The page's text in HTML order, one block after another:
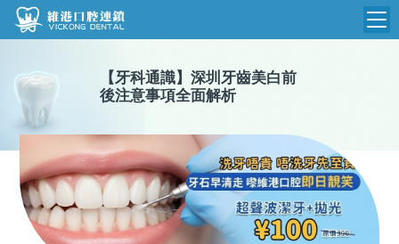
維港首頁
品牌介紹
環境設備
醫院新聞
收費標準
N
收費總表
植牙收費
醫生團隊
【 牙科通識】 深圳牙齒美白前
後注意事項全面解析